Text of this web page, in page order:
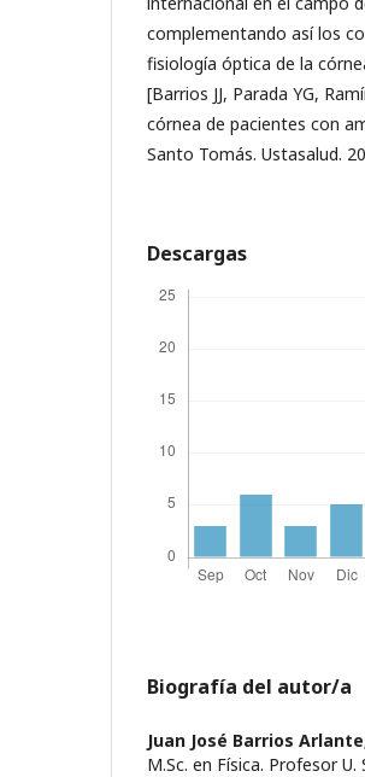
complementando así los
fisiología óptica de la
[Barrios JJ, Parada YG,
córnea de pacientes con
Santo Tomás. Ustasalud.
Descargas
Biografía del autor/a
Juan José Barrios
M.Sc. en Física. Profesor